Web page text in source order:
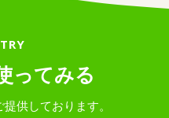
ってみる
供しております。